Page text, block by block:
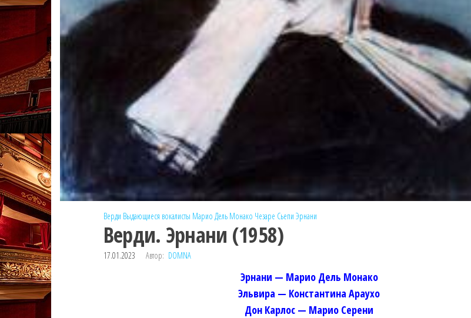
Верди Выдающиеся вокалисты Марио Дель Монако Чезаре Сьепи Эрнани
Верди. Эрнани (1958)
17.01.2023 Автор: DOMNA
Эрнани — Марио Дель Монако
Эльвира — Константина Араухо
Дон Карлос — Марио Серени